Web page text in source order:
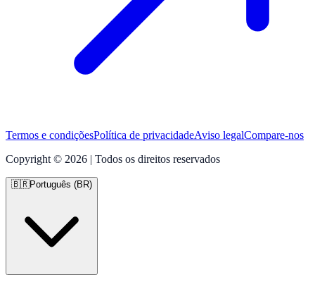
Termos e condiçõesPolítica de privacidadeAviso legalCompare-nos
Copyright © 2026 | Todos os direitos reservados
🇧🇷Português (BR)